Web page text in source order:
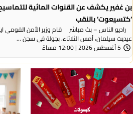
بن غفير يكشف عن القنوات المائية
‘كتسيعوت‘ بالنقب
راديو الناس – بث مباشر قام وزير الأمن القومي
عيديت سيلمان، أمس الثلاثاء، بجولة في سجن ...
5 أغسطس 2026 | 12:00 مساءً